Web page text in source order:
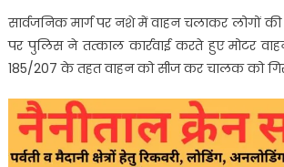
सार्वजनिक मार्ग पर नशे में वाहन चलाकर लोगों
पर पुलिस ने तत्काल कार्रवाई करते हुए मोटर
185/207 के तहत वाहन को सीज कर चालक को